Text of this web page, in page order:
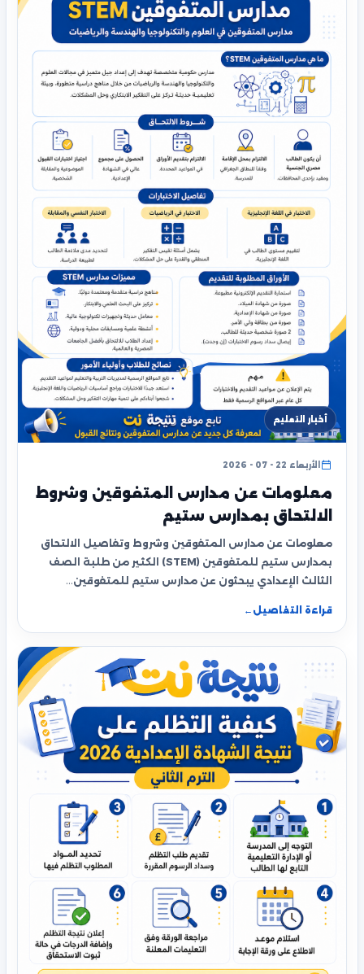
أخبار التعليم
الأربعاء 22 - 07 - 2026
معلومات عن مدارس المتفوقين وشروط
الالتحاق بمدارس ستيم
معلومات عن مدارس المتفوقين وشروط وتفاصيل الالتحاق
بمدارس ستيم للمتفوقين (STEM) الكثير من طلبة الصف
الثالث الإعدادي يبحثون عن مدارس ستيم للمتفوقين…
قراءة التفاصيل ←